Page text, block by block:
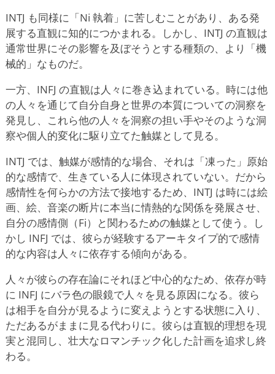
INTJ も同様に「Ni 執着」に苦しむことがあり、ある発
展する直観に知的につかまれる。しかし、INTJ の直観は
通常世界にその影響を及ぼそうとする種類の、より「機
械的」なものだ。
一方、INFJ の直観は人々に巻き込まれている。時には他
の人々を通じて自分自身と世界の本質についての洞察を
発見し、これら他の人々を洞察の担い手やそのような洞
察や個人的変化に駆り立てた触媒として見る。
INTJ では、触媒が感情的な場合、それは「凍った」原始
的な感情で、生きている人に体現されていない。だから
感情性を何らかの方法で接地するため、INTJ は時には絵
画、絵、音楽の断片に本当に情熱的な関係を発展させ、
自分の感情側（Fi）と関わるための触媒として使う。し
かし INFJ では、彼らが経験するアーキタイプ的で感情
的な内容は人々に依存する傾向がある。
人々が彼らの存在論にそれほど中心的なため、依存が時
に INFJ にバラ色の眼鏡で人々を見る原因になる。彼ら
は相手を自分が見るように変えようとする状態に入り、
ただあるがままに見る代わりに。彼らは直観的理想を現
実と混同し、壮大なロマンチック化した計画を追求し終
わる。